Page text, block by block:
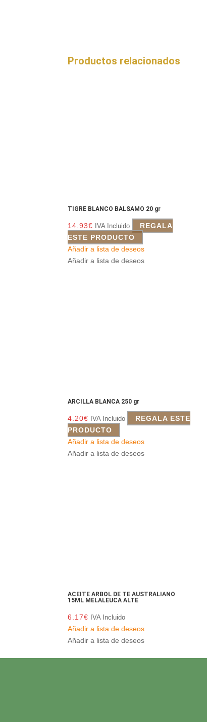
Productos relacionados
TIGRE BLANCO BALSAMO 20 gr
14.93€ IVA Incluido
REGALA
ESTE PRODUCTO
Añadir a lista de deseos
Añadir a lista de deseos
ARCILLA BLANCA 250 gr
4.20€ IVA Incluido
REGALA ESTE
PRODUCTO
Añadir a lista de deseos
Añadir a lista de deseos
ACEITE ARBOL DE TE AUSTRALIANO
15ML MELALEUCA ALTE
6.17€ IVA Incluido
Añadir a lista de deseos
Añadir a lista de deseos